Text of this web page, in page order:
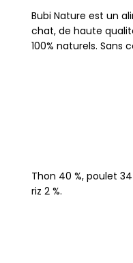
Bubi Nature est un
chat, de haute
100% naturels. Sans
Thon 40 %, poulet
riz 2 %.